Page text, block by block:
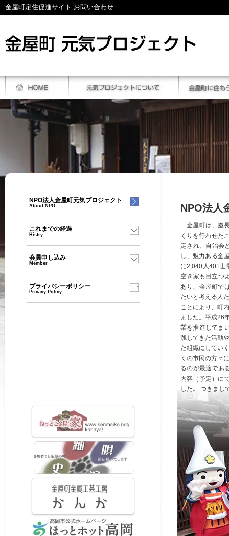
金屋町定住促進サイト お問い合わせ
NPO法人金屋町元気プロジェクト
About NPO
これまでの経過
Histry
会員申し込み
Member
プライバシーポリシー
Privacy Policy
NPO法人
金屋町は、慶
くりを行わせた
定され、自治会
し、魅力ある金
に2,040人401世
空き家も目立つ
あり、金屋町で
たいと考える人
ことにより、町
ました。平成26
業を推進してま
践してきた活動
た組織にしてい
くの市民の方々
るのが最適であ
内容（予定）に
した。 つきまし